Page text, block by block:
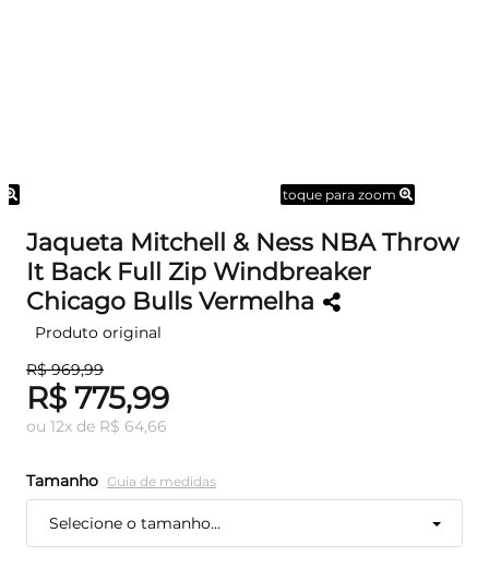
toque para zoom
Jaqueta Mitchell & Ness NBA Throw
It Back Full Zip Windbreaker
Chicago Bulls Vermelha
Produto original
R$ 969,99
R$ 775,99
ou 12x de R$ 64,66
Tamanho Guia de medidas
Selecione o tamanho...